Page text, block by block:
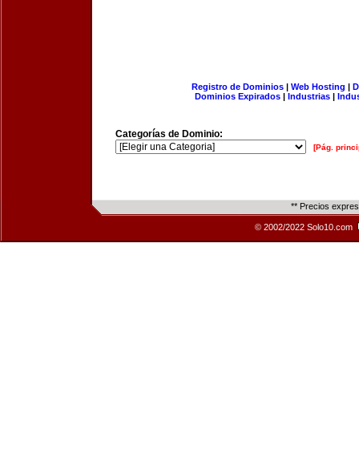
Registro de Dominios| Web Hosting |
Dominios Expirados | Industrias |
Categorías de Dominio:
[Pág.
** Precios
© 2002/2022 Solo10.com